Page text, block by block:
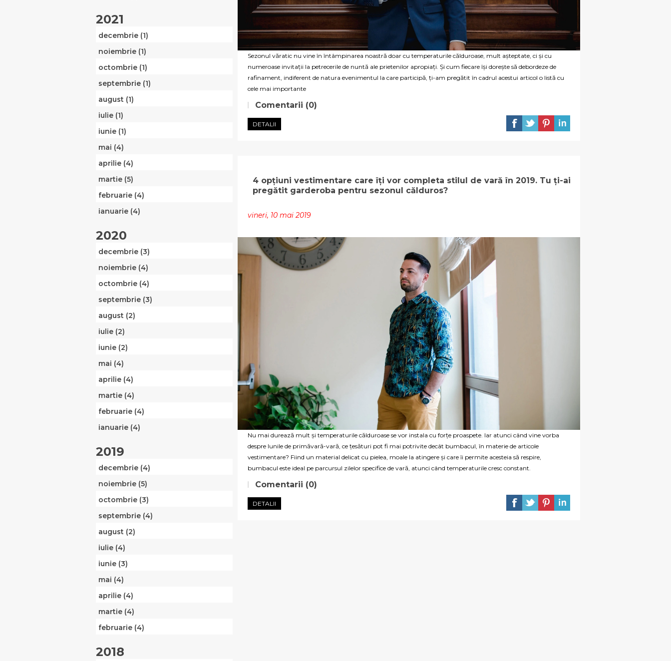
2021
decembrie (1)
noiembrie (1)
octombrie (1)
septembrie (1)
august (1)
iulie (1)
iunie (1)
mai (4)
aprilie (4)
martie (5)
februarie (4)
ianuarie (4)
2020
decembrie (3)
noiembrie (4)
octombrie (4)
septembrie (3)
august (2)
iulie (2)
iunie (2)
mai (4)
aprilie (4)
martie (4)
februarie (4)
ianuarie (4)
2019
decembrie (4)
noiembrie (5)
octombrie (3)
septembrie (4)
august (2)
iulie (4)
iunie (3)
mai (4)
aprilie (4)
martie (4)
februarie (4)
2018
Sezonul văratic nu vine în întâmpinarea noastră doar cu temperaturile călduroase, mult așteptate, ci și cu
numeroase invitații la petrecerile de nuntă ale prietenilor apropiați. Și cum fiecare își dorește să debordeze de
rafinament, indiferent de natura evenimentul la care participă, ți-am pregătit în cadrul acestui articol o listă cu
cele mai importante
Comentarii (0)
DETALII
4 opțiuni vestimentare care îți vor completa stilul de vară în 2019. Tu ți-ai
pregătit garderoba pentru sezonul călduros?
vineri, 10 mai 2019
Nu mai durează mult și temperaturile călduroase se vor instala cu forțe proaspete. Iar atunci când vine vorba
despre lunile de primăvară-vară, ce țesături pot fi mai potrivite decât bumbacul, în materie de articole
vestimentare? Fiind un material delicat cu pielea, moale la atingere și care îi permite acesteia să respire,
bumbacul este ideal pe parcursul zilelor specifice de vară, atunci când temperaturile cresc constant.
Comentarii (0)
DETALII